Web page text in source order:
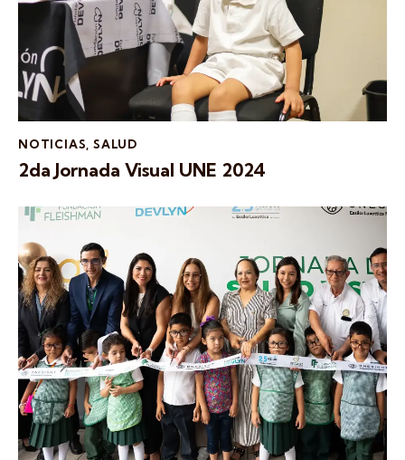
NOTICIAS ,SALUD
2da Jornada Visual UNE 2024